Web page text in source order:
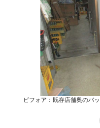
ビフォア：既存店舗奥のバ